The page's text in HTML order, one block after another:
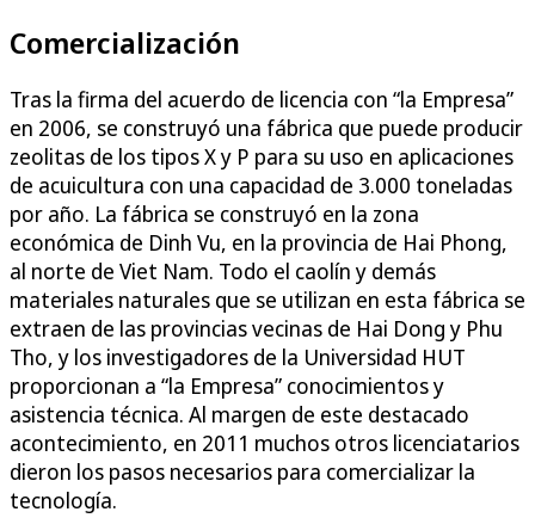
Comercialización
Tras la firma del acuerdo de licencia con “la Empresa”
en 2006, se construyó una fábrica que puede producir
zeolitas de los tipos X y P para su uso en aplicaciones
de acuicultura con una capacidad de 3.000 toneladas
por año. La fábrica se construyó en la zona
económica de Dinh Vu, en la provincia de Hai Phong,
al norte de Viet Nam. Todo el caolín y demás
materiales naturales que se utilizan en esta fábrica se
extraen de las provincias vecinas de Hai Dong y Phu
Tho, y los investigadores de la Universidad HUT
proporcionan a “la Empresa” conocimientos y
asistencia técnica. Al margen de este destacado
acontecimiento, en 2011 muchos otros licenciatarios
dieron los pasos necesarios para comercializar la
tecnología.